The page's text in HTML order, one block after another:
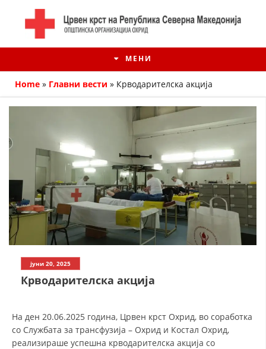
МЕНИ
ИСТОРИЈАТ НА ЦКРМ
ИСТОРИЈАТ НА ДВИЖЕЊЕТО
СТРУКТУРА НА ОРГАНИЗАЦИЈАТА
ЧЛЕНСТВО ВО ПРОФЕСИОНАЛНИ ТЕЛА
Home » Главни вести » Крводарителска акција
јуни 20, 2025
Крводарителска акција
На ден 20.06.2025 година, Црвен крст Охрид, во соработка
со Службата за трансфузија – Охрид и Костал Охрид,
реализираше успешна крводарителска акција со